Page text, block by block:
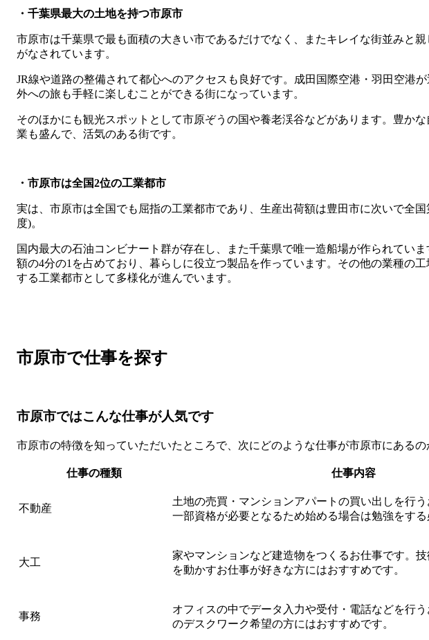
・千葉県最大の土地を持つ市原市
市原市は千葉県で最も面積の大きい市であるだけでなく、またキレイな街並みと親
がなされています。
JR線や道路の整備されて都心へのアクセスも良好です。成田国際空港・羽田空港
外への旅も手軽に楽しむことができる街になっています。
そのほかにも観光スポットとして市原ぞうの国や養老渓谷などがあります。豊か
業も盛んで、活気のある街です。
・市原市は全国2位の工業都市
実は、市原市は全国でも屈指の工業都市であり、生産出荷額は豊田市に次いで全国
度)。
国内最大の石油コンビナート群が存在し、また千葉県で唯一造船場が作られてい
額の4分の1を占めており、暮らしに役立つ製品を作っています。その他の業種の
する工業都市として多様化が進んでいます。
市原市で仕事を探す
市原市ではこんな仕事が人気です
市原市の特徴を知っていただいたところで、次にどのような仕事が市原市にあるの
仕事の種類 仕事内容
不動産
土地の売買・マンションアパートの買い出しを行う
一部資格が必要となるため始める場合は勉強をする
大工
家やマンションなど建造物をつくるお仕事です。
を動かすお仕事が好きな方にはおすすめです。
事務
オフィスの中でデータ入力や受付・電話などを行
のデスクワーク希望の方にはおすすめです。